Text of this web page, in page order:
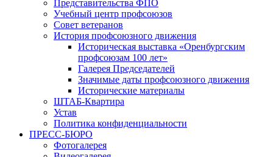
Представительства ФПО
Учебный центр профсоюзов
Совет ветеранов
История профсоюзного движения
Историческая выставка «Оренбургским
профсоюзам 100 лет»
Галерея Председателей
Значимые даты профсоюзного движения
Исторические материалы
ШТАБ-Квартира
Устав
Политика конфиденциальности
ПРЕСС-БЮРО
Фотогалерея